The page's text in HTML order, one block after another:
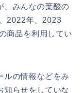
、みんなの葉酸の
2022年、2023
商品を利用してい
ルの情報などをみ
知らせをしていな